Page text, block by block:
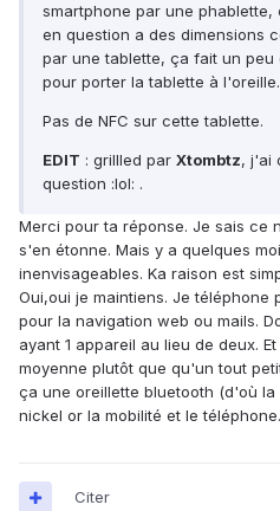
smartphone par une
en question a des dimensions
par une tablette, ça fait un
pour porter la tablette à l'oreille.
Pas de NFC sur cette tablette.
EDIT : grillled par Xtombtz, j'ai
question :lol: .
Merci pour ta réponse. Je sais ce
s'en étonne. Mais y a quelques
inenvisageables. Ka raison est
Oui,oui je maintiens. Je téléphone
pour la navigation web ou mails.
ayant 1 appareil au lieu de deux.
moyenne plutôt que qu'un tout
ça une oreillette bluetooth (d'où
nickel or la mobilité et le téléphone.
Citer